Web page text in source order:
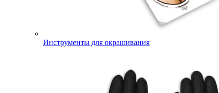
Инструменты для окрашивания